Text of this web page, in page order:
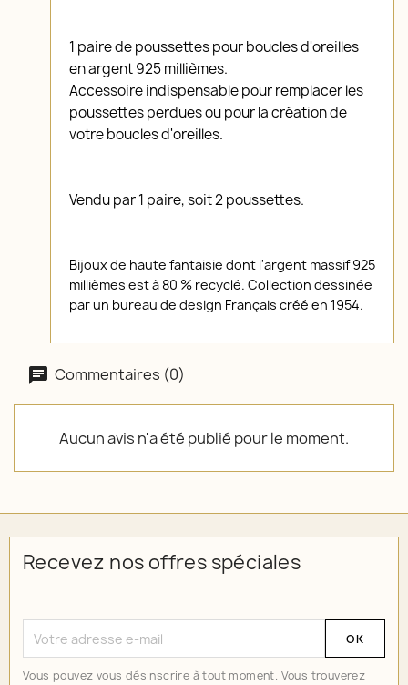
1 paire de poussettes pour boucles d'oreilles
en argent 925 millièmes.
Accessoire indispensable pour remplacer les
poussettes perdues ou pour la création de
votre boucles d'oreilles.
Vendu par 1 paire, soit 2 poussettes.
Bijoux de haute fantaisie dont l'argent massif 925
millièmes est à 80 % recyclé. Collection dessinée
par un bureau de design Français créé en 1954.
Commentaires (0)
Aucun avis n'a été publié pour le moment.
Recevez nos offres spéciales
Vous pouvez vous désinscrire à tout moment. Vous trouverez